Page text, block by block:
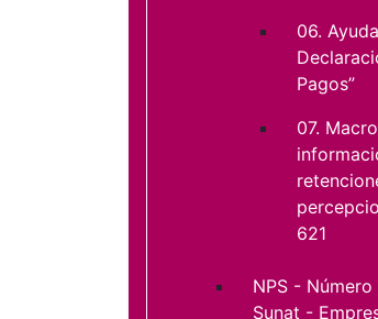
06.
Pagos”
07.
621
NPS - Número
Sunat -